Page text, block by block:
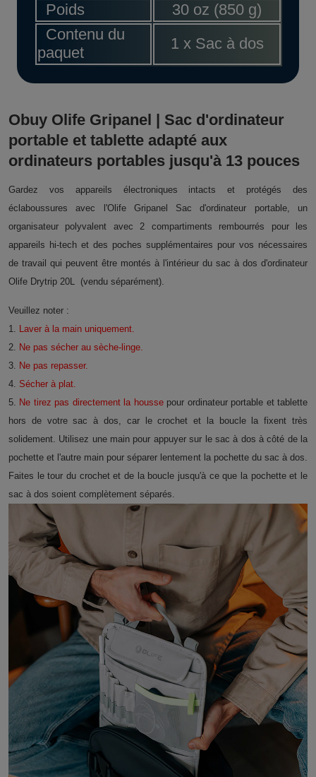
Poids
30 oz (850 g)
Contenu du
paquet
1 x Sac à dos
Obuy Olife Gripanel | Sac d'ordinateur
portable et tablette adapté aux
ordinateurs portables jusqu'à 13 pouces
Gardez vos appareils électroniques intacts et protégés des
éclaboussures avec l'Olife Gripanel Sac d'ordinateur portable, un
organisateur polyvalent avec 2 compartiments rembourrés pour les
appareils hi-tech et des poches supplémentaires pour vos nécessaires
de travail qui peuvent être montés à l'intérieur du sac à dos d'ordinateur
Olife Drytrip 20L (vendu séparément).
Veuillez noter :
1. Laver à la main uniquement.
2. Ne pas sécher au sèche-linge.
3. Ne pas repasser.
4. Sécher à plat.
5. Ne tirez pas directement la houssepour ordinateur portable et tablette
hors de votre sac à dos, car le crochet et la boucle la fixent très
solidement. Utilisez une main pour appuyer sur le sac à dos à côté de la
pochette et l'autre main pour séparer lentement la pochette du sac à dos.
Faites le tour du crochet et de la boucle jusqu'à ce que la pochette et le
sac à dos soient complètement séparés.